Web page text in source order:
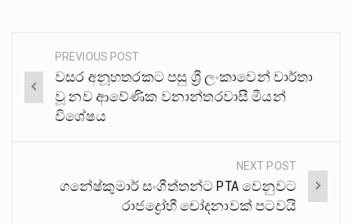
Post
navigation
PREVIOUS POST
වසර අනූහතරකට පසු ශ්‍රී ලංකාවෙන් වාර්තා
වූ නව ආවේණික වනාන්තරවාසී මීයන්
විශේෂය
NEXT POST
ගනේෂ්කුමාර් සංගීත්තන්ට PTA වෙනුවට
රාජද්‍රෝහී චෝදනාවක් පටවයි